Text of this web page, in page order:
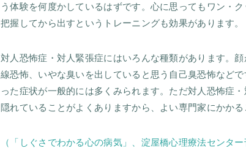
う体験を何度かしているはずです。心に思ってもワン・
把握してから出すというトレーニングも効果があります。
対人恐怖症・対人緊張症にはいろんな種類があります。
線恐怖、いやな臭いを出していると思う自己臭恐怖など
った症状が一般的には多くみられます。ただ対人恐怖症
隠れていることがよくありますから、よい専門家にかかる
（「しぐさでわかる心の病気」、淀屋橋心理療法センター